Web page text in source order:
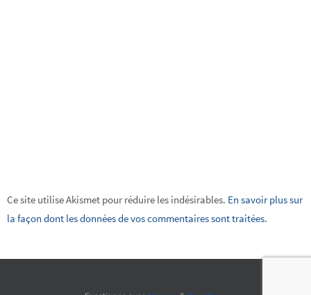
Ce site utilise Akismet pour réduire les indésirables. En savoir plus sur
la façon dont les données de vos commentaires sont traitées.